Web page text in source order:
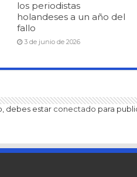
los periodistas
holandeses a un año del
fallo
3 de junio de 2026
debes estar conectado para